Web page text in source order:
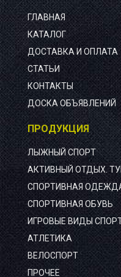
ГЛАВНАЯ
КАТАЛОГ
ДОСТАВКА И ОПЛАТА
СТАТЬИ
КОНТАКТЫ
ДОСКА ОБЪЯВЛЕНИЙ
ПРОДУКЦИЯ
ЛЫЖНЫЙ СПОРТ
АКТИВНЫЙ ОТДЫХ.
СПОРТИВНАЯ
СПОРТИВНАЯ ОБУВЬ
ИГРОВЫЕ ВИДЫ
АТЛЕТИКА
ВЕЛОСПОРТ
ПРОЧЕЕ